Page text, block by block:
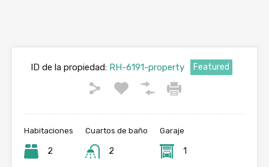
ID de la propiedad: RH-6191-property Featured
Habitaciones
2
Cuartos de baño
2
Garaje
1